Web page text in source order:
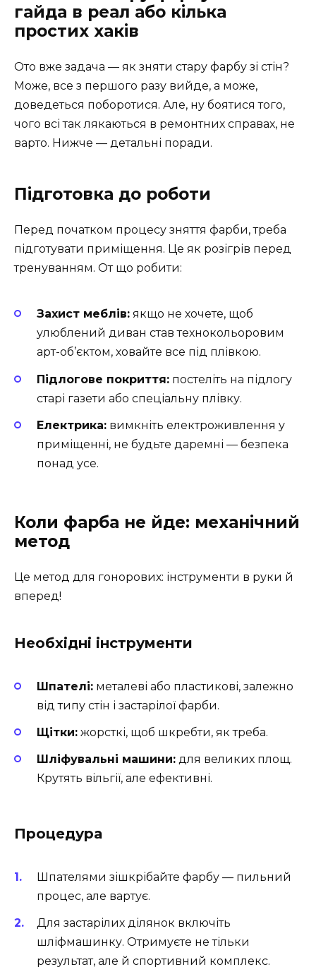
гайда в реал або кілька
простих хаків
Ото вже задача — як зняти стару фарбу зі стін?
Може, все з першого разу вийде, а може,
доведеться поборотися. Але, ну боятися того,
чого всі так лякаються в ремонтних справах, не
варто. Нижче — детальні поради.
Підготовка до роботи
Перед початком процесу зняття фарби, треба
підготувати приміщення. Це як розігрів перед
тренуванням. От що робити:
Захист меблів: якщо не хочете, щоб
улюблений диван став технокольоровим
арт-об’єктом, ховайте все під плівкою.
Підлогове покриття: постеліть на підлогу
старі газети або спеціальну плівку.
Електрика: вимкніть електроживлення у
приміщенні, не будьте даремні — безпека
понад усе.
Коли фарба не йде: механічний
метод
Це метод для гонорових: інструменти в руки й
вперед!
Необхідні інструменти
Шпателі: металеві або пластикові, залежно
від типу стін і застарілої фарби.
Щітки: жорсткі, щоб шкребти, як треба.
Шліфувальні машини: для великих площ.
Крутять вільгії, але ефективні.
Процедура
Шпателями зішкрібайте фарбу — пильний
процес, але вартує.
Для застарілих ділянок включіть
шліфмашинку. Отримуєте не тільки
результат, але й спортивний комплекс.